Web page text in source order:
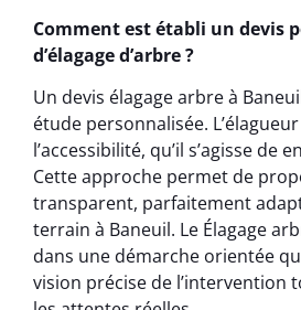
Comment est établi un devis
d’élagage d’arbre ?
Un devis élagage arbre à
étude personnalisée.
l’accessibilité, qu’il s’agisse de
Cette approche permet de
transparent, parfaitement
terrain à Baneuil. Le Élagage
dans une démarche orientée
vision précise de l’intervention